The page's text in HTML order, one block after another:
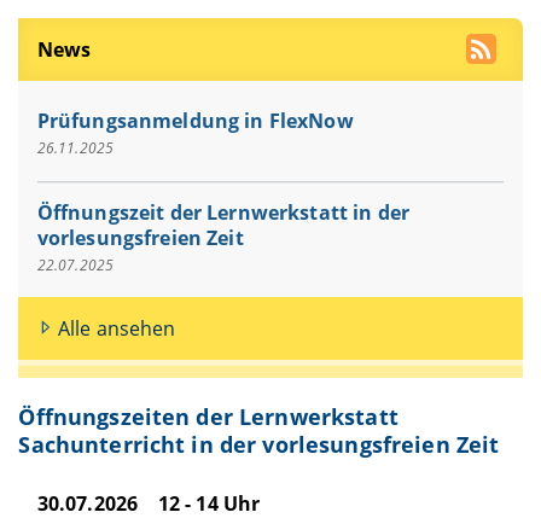
News
Prüfungsanmeldung in FlexNow
26.11.2025
Öffnungszeit der Lernwerkstatt in der
vorlesungsfreien Zeit
22.07.2025
Alle ansehen
Öffnungszeiten der Lernwerkstatt
Sachunterricht in der vorlesungsfreien Zeit
30.07.2026 12 - 14 Uhr